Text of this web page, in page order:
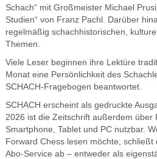
Schach“ mit Großmeister Michael
Studien“ von Franz Pachl. Darüber
regelmäßig schachhistorischen,
Themen.
Viele Leser beginnen ihre Lektüre
Monat eine Persönlichkeit des
SCHACH-Fragebogen beantwortet.
SCHACH erscheint als gedruckte
2026 ist die Zeitschrift außerdem über
Smartphone, Tablet und PC nutzbar.
Forward Chess lesen möchte, schließt
Abo-Service ab – entweder als